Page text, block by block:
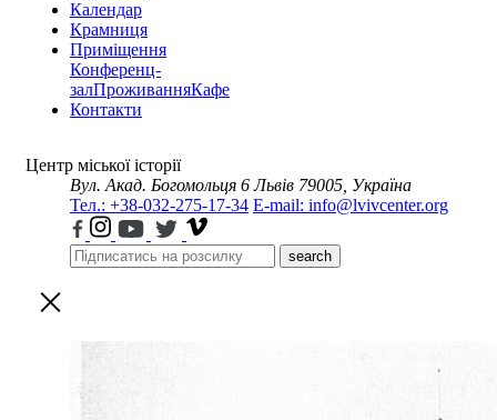
Календар
Крамниця
Приміщення
Конференц-
залПроживанняКафе
Контакти
Центр міської історії
Вул. Акад. Богомольця 6 Львів 79005, Україна
Тел.: +38-032-275-17-34 E-mail: info@lvivcenter.org
search